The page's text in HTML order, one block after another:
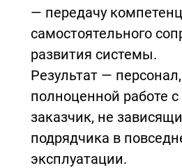
— передачу
самостоятельного
развития системы.
Результат —
полноценной работе
заказчик, не
подрядчика в
эксплуатации.